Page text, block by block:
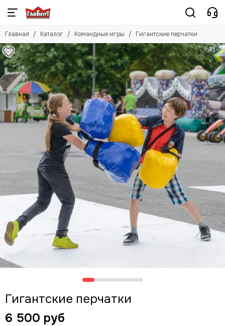
Главная Каталог Командные игры Гигантские перчатки
Гигантские перчатки
6 500 руб